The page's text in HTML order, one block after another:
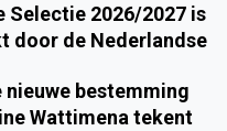
Selectie 2026/2027 is
door de Nederlandse
nieuwe bestemming
Wattimena tekent